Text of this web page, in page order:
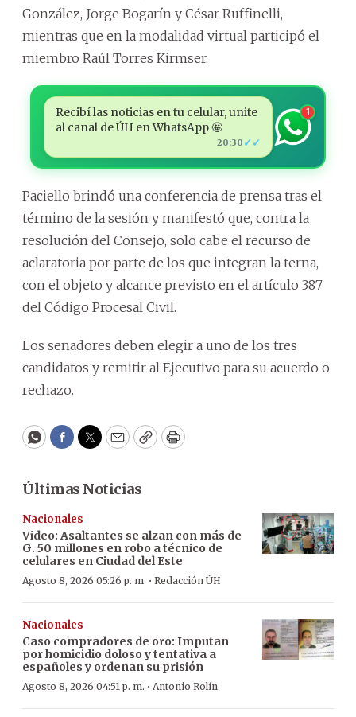
González, Jorge Bogarín y César Ruffinelli,
mientras que en la modalidad virtual participó el
miembro Raúl Torres Kirmser.
Recibí las noticias en tu celular, unite
al canal de ÚH en WhatsApp 🤩
20:30 ✓✓
1
Paciello brindó una conferencia de prensa tras el
término de la sesión y manifestó que, contra la
resolución del Consejo, solo cabe el recurso de
aclaratoria por parte de los que integran la terna,
con el objeto y alcance previsto en el artículo 387
del Código Procesal Civil.
Los senadores deben elegir a uno de los tres
candidatos y remitir al Ejecutivo para su acuerdo o
rechazo.
WhatsApp
Facebook
Twitter
EmailCopyPrint
Últimas Noticias
Nacionales
Video: Asaltantes se alzan con más de
G. 50 millones en robo a técnico de
celulares en Ciudad del Este
Agosto 8, 2026 05:26 p. m. · Redacción ÚH
Nacionales
Caso compradores de oro: Imputan
por homicidio doloso y tentativa a
españoles y ordenan su prisión
Agosto 8, 2026 04:51 p. m. · Antonio Rolín